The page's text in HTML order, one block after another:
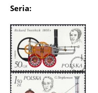
Seria: